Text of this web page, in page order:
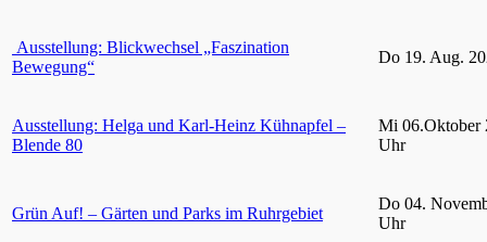
Ausstellung: Blickwechsel „Faszination
Bewegung“
Do 19. Aug.
Ausstellung: Helga und Karl-Heinz Kühnapfel –
Blende 80
Mi 06.Oktober
Uhr
Grün Auf! – Gärten und Parks im Ruhrgebiet
Do 04.
Uhr